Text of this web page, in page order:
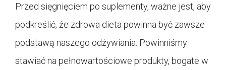
Przed sięgnięciem po suplementy, ważne jest, aby
podkreślić, że zdrowa dieta powinna być zawsze
podstawą naszego odżywiania. Powinniśmy
stawiać na pełnowartościowe produkty, bogate w